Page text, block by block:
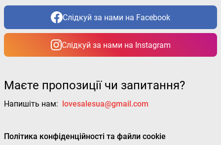
Слідкуй за нами на Facebook
Слідкуй за нами на Instagram
Маєте пропозиції чи запитання?
Напишіть нам: lovesalesua@gmail.com
Політика конфіденційності та файли cookie